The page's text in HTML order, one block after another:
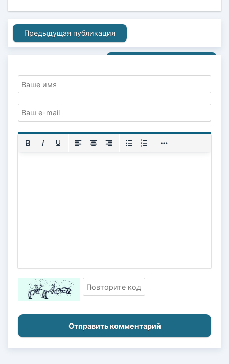
Предыдущая публикация
Отправить комментарий